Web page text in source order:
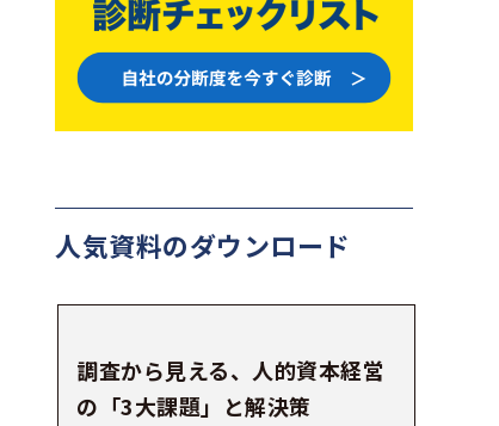
人気資料のダウンロード
調査から見える、人的資本経営
の「3大課題」と解決策